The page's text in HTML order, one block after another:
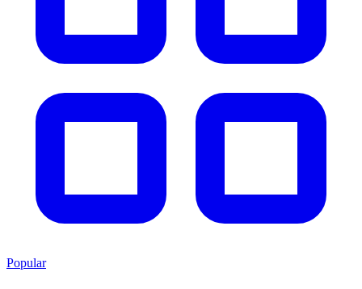
Popular